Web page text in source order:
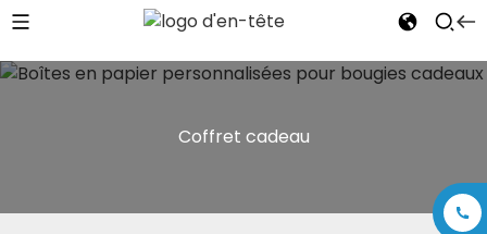
Coffret cadeau